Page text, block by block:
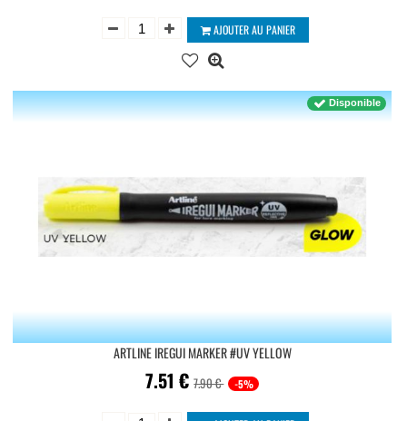
AJOUTER AU PANIER
ARTLINE IREGUI MARKER #UV YELLOW
7.51€7.90 € -5%
Disponible